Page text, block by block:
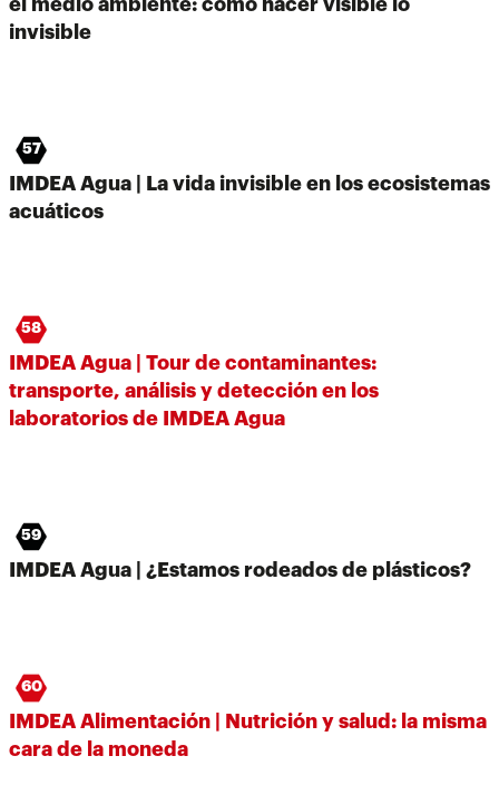
el medio ambiente: cómo hacer visible lo
invisible
57
IMDEA Agua | La vida invisible en los ecosistemas
acuáticos
58
IMDEA Agua | Tour de contaminantes:
transporte, análisis y detección en los
laboratorios de IMDEA Agua
59
IMDEA Agua | ¿Estamos rodeados de plásticos?
60
IMDEA Alimentación | Nutrición y salud: la misma
cara de la moneda